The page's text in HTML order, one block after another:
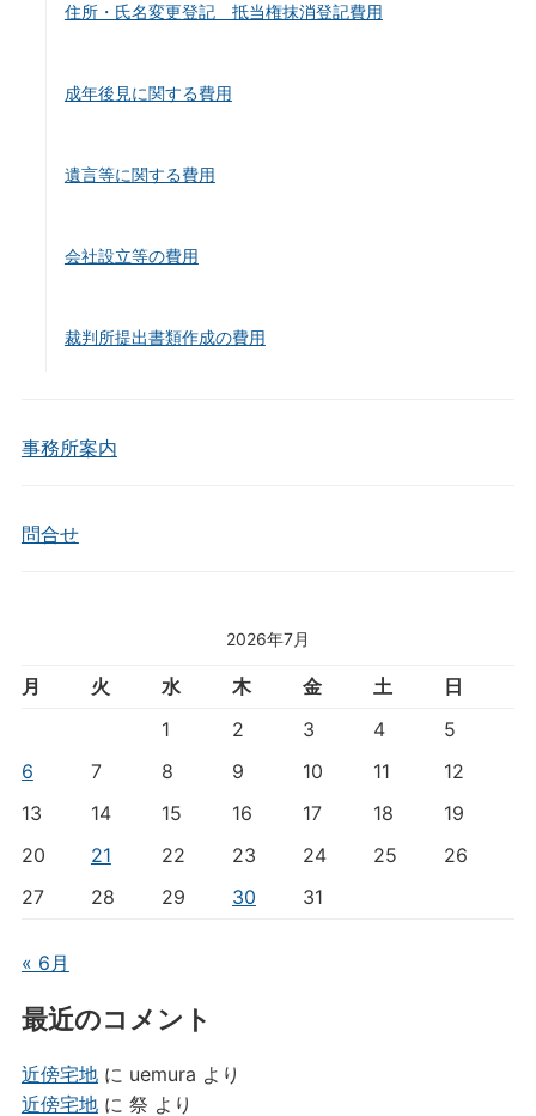
住所・氏名変更登記 抵当権抹消登記費用
成年後見に関する費用
遺言等に関する費用
会社設立等の費用
裁判所提出書類作成の費用
事務所案内
問合せ
2026年7月
月 火 水 木 金 土
日
1
2 3 4
5
6
7 8 9 10 11
12
13
14 15 16 17 18
19
20
21 22 23 24 25
26
27
28 29 30 31
« 6月
最近のコメント
近傍宅地に uemura より
近傍宅地に 祭 より